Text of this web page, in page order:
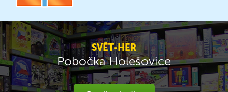
SVĚT-HER
Pobočka Holešovice